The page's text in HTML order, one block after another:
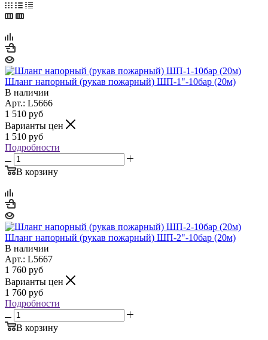
Шланг напорный (рукав пожарный) ШП-1"-10бар (20м)
В наличии
Арт.: L5666
1 510 руб
Варианты цен
1 510 руб
Подробности
В корзину
Шланг напорный (рукав пожарный) ШП-2"-10бар (20м)
В наличии
Арт.: L5667
1 760 руб
Варианты цен
1 760 руб
Подробности
В корзину